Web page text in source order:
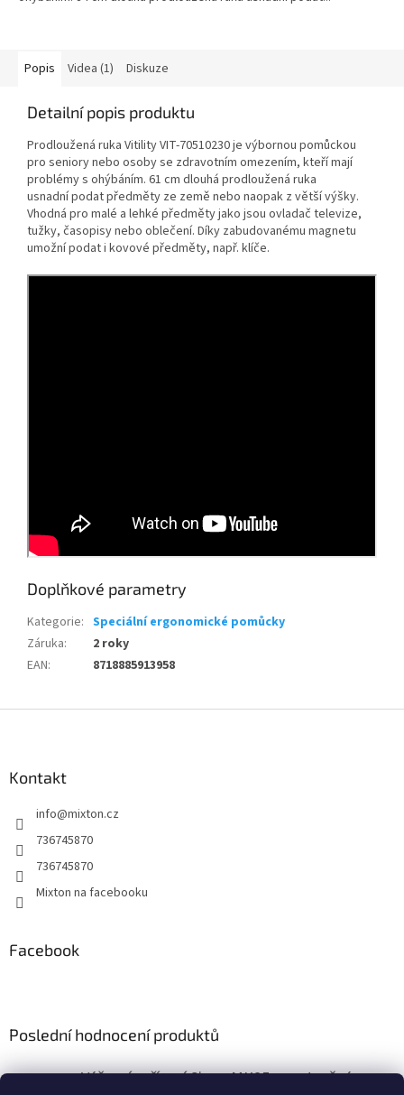
Popis Videa (1) Diskuze
Detailní popis produktu
Prodloužená ruka Vitility VIT-70510230 je výbornou pomůckou
pro seniory nebo osoby se zdravotním omezením, kteří mají
problémy s ohýbáním. 61 cm dlouhá prodloužená ruka
usnadní podat předměty ze země nebo naopak z větší výšky.
Vhodná pro malé a lehké předměty jako jsou ovladač televize,
tužky, časopisy nebo oblečení. Díky zabudovanému magnetu
umožní podat i kovové předměty, např. klíče.
Doplňkové parametry
Kategorie: Speciální ergonomické pomůcky
Záruka:
2 roky
EAN: 8718885913958
Kontakt
info@mixton.cz
736745870
736745870
Mixton na facebooku
Facebook
Poslední hodnocení produktů
Výčepní zařízení Sinop MK25 s vestavěným vzduchovým kompresorem